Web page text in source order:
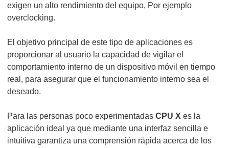
exigen un alto rendimiento del equipo, Por ejemplo
overclocking.
El objetivo principal de este tipo de aplicaciones es
proporcionar al usuario la capacidad de vigilar el
comportamiento interno de un dispositivo móvil en tiempo
real, para asegurar que el funcionamiento interno sea el
deseado.
Para las personas poco experimentadas CPU X es la
aplicación ideal ya que mediante una interfaz sencilla e
intuitiva garantiza una comprensión rápida acerca de los